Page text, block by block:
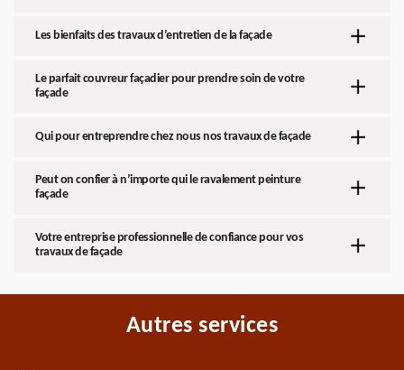
Les bienfaits des travaux d’entretien de la façade
Le parfait couvreur façadier pour prendre soin de votre
façade
Qui pour entreprendre chez nous nos travaux de façade
Peut on confier à n’importe qui le ravalement peinture
façade
Votre entreprise professionnelle de confiance pour vos
travaux de façade
Autres services